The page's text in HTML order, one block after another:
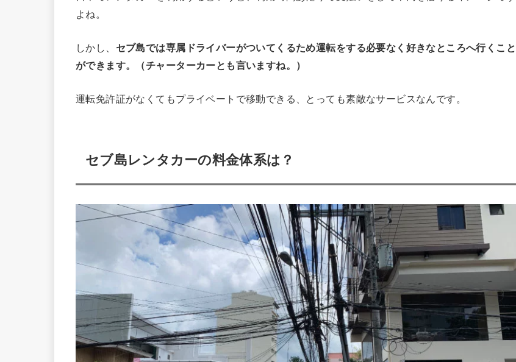
よね。
しかし、 セブ島では専属ドライバーがついてくるため運転をする必要なく好きなところへ行くこと
ができます。（チャーターカーとも言いますね。）
運転免許証がなくてもプライベートで移動できる、とっても素敵なサービスなんです。
セブ島レンタカーの料金体系は？